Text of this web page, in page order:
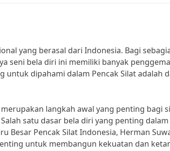
yang berasal dari Indonesia. Bagi
seni bela diri ini memiliki banyak
untuk dipahami dalam Pencak Silat adalah
langkah awal yang penting bagi
satu dasar bela diri yang penting dalam
Besar Pencak Silat Indonesia, Herman
untuk membangun kekuatan dan